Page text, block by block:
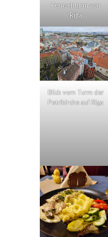
Fernsehturm von
Riga
Blick vom Turm der
Petrikirche auf Riga